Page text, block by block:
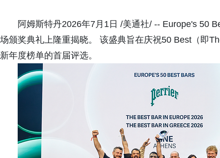
阿姆斯特丹2026年7月1日 /美通社/ -- Europe's 50
场颁奖典礼上隆重揭晓。 该盛典旨在庆祝50 Best（即
新年度榜单的首届评选。